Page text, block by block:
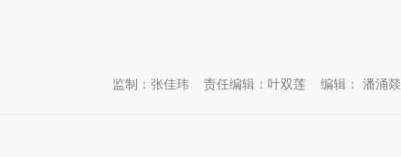
编辑： 潘涌燚
责任编辑：叶双莲
监制：张佳玮